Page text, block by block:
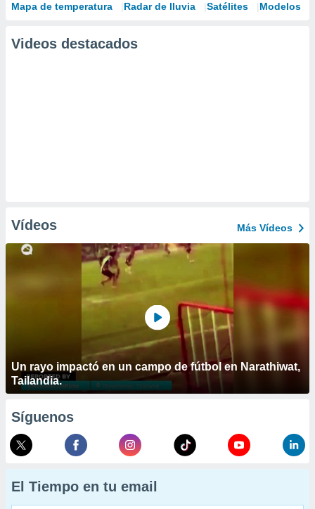
Mapa de temperatura Radar de lluvia Satélites Modelos
Videos destacados
Vídeos Más Vídeos
Un rayo impactó en un campo de fútbol en Narathiwat,
Tailandia.
Síguenos
El Tiempo en tu email